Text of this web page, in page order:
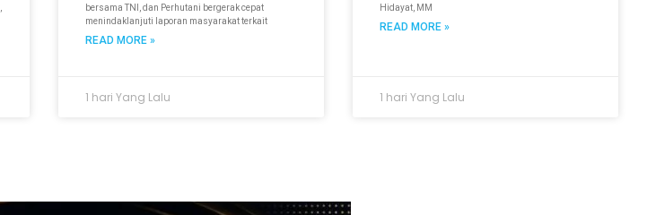
bersama TNI, dan Perhutani bergerak cepat
menindaklanjuti laporan masyarakat terkait
READ MORE »
1 hari Yang Lalu
Hidayat, MM
READ MORE »
1 hari Yang Lalu